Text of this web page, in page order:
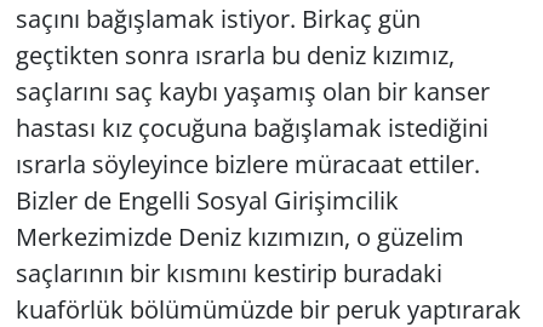
saçını bağışlamak istiyor. Birkaç gün
geçtikten sonra ısrarla bu deniz kızımız,
saçlarını saç kaybı yaşamış olan bir kanser
hastası kız çocuğuna bağışlamak istediğini
ısrarla söyleyince bizlere müracaat ettiler.
Bizler de Engelli Sosyal Girişimcilik
Merkezimizde Deniz kızımızın, o güzelim
saçlarının bir kısmını kestirip buradaki
kuaförlük bölümümüzde bir peruk yaptırarak